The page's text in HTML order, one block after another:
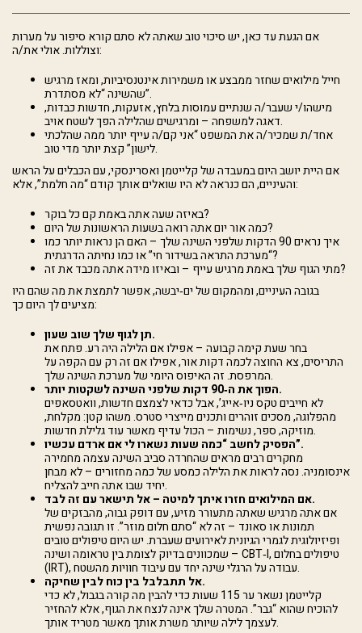
אם הגעת עד כאן, יש סיכוי טוב שאתה לא סתם קורא סיפור על מערות
וצוללות. אולי את/ה:
חייל מילואים שחזר ממבצע או משמירות אינטנסיביות, ומאז מרגיש
שהשינה “לא מסתדרת”.
מישהו/י שעבר/ה שנתיים עמוסות בלחץ, אזעקות, חדשות כבדות,
דאגה למשפחה – ומרגישים שהלילה הפך לשטח אויב.
אחד/ת שמכיר/ה את המשפט “אני קם/ה עייף יותר ממה שהלכתי
לישון” קצת יותר מדי טוב.
אם היית יושב היום במעבדה של קלייטמן ואסרינסקי, עם הכבלים על הראש
והעיניים, הם כנראה לא היו שואלים אותך קודם “מה חלמת”, אלא:
באיזה שעה אתה באמת קם כל בוקר?
כמה אור יום אתה רואה בשעות הראשונות של היום?
איך נראים 90 הדקות שלפני השינה שלך – האם הן נראות יותר כמו
“מערכת התראה בשידור חי” או כמו נחיתה הדרגתית?
מתי הגוף שלך באמת מרגיש עייף – ובאיזו מידה אתה מכבד את זה?
בגובה העיניים, ומהמקום של ים‑יבשה, אפשר לתמצת את מה שהם היו
מציעים לך היום כך:
תן לגוף שלך שוב שעון.
בחר שעת קימה קבועה – אפילו אם הלילה היה רע. פתח את
התריסים, צא החוצה לכמה דקות אור, אפילו אם זה רק עם הקפה על
המרפסת. זה האיפוס היומי של מערכת השינה שלך.
הפוך את ה‑90 דקות שלפני השינה לשקטות יותר.
לא חייבים טקס ניו‑אייג’, אבל כדאי לצמצם חדשות, וואטסאפים
מהפלוגה, מסכים זוהרים ותכנים מייצרי סטרס. משהו קטן: מקלחת,
מוזיקה, ספר, נשימות – הכול עדיף מאשר עוד גלילת חדשות.
הפסיק לחשב “כמה שעות נשארו לי אם ארדם עכשיו”.
מחקרים רבים מראים שהחרדה סביב השינה עצמה מחמירה
אינסומניה. נסה לראות את הלילה כמסע של כמה מחזורים – לא מבחן
יחיד שבו אתה חייב להצליח.
אם המילואים חזרו איתך למיטה – אל תישאר עם זה לבד.
אם אתה מרגיש שאתה מתעורר מזיע, עם דופק גבוה, מהבזקים של
תמונות או סאונד – זה לא “סתם חלום מוזר”. זו תגובה נפשית
ופיזיולוגית לגמרי הגיונית לאירועים שעברת. יש היום טיפולים טובים
שמכוונים בדיוק לצומת בין טראומה ושינה – CBT‑I, טיפולים בחלום
(IRT), עבודה על הרגלי שינה יחד עם עיבוד חוויות מהשטח.
אל תתבלבל בין כוח לבין שחיקה.
קלייטמן נשאר ער 115 שעות כדי להבין מה קורה בגבול, לא כדי
להוכיח שהוא “גבר”. המטרה שלך אינה לנצח את הגוף, אלא להחזיר
לעצמך לילה שיותר משרת אותך מאשר מטריד אותך.